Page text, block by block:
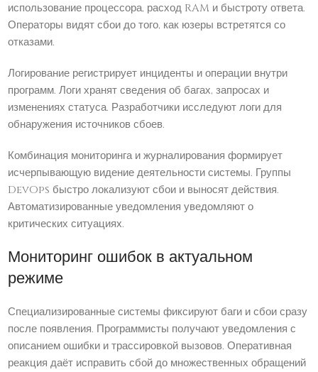
использование процессора, расход RAM и быстроту ответа.
Операторы видят сбои до того, как юзеры встретятся со
отказами.
Логирование регистрирует инциденты и операции внутри
программ. Логи хранят сведения об багах, запросах и
изменениях статуса. Разработчики исследуют логи для
обнаружения источников сбоев.
Комбинация мониторинга и журналирования формирует
исчерпывающую видение деятельности системы. Группы
DevOps быстро локализуют сбои и выносят действия.
Автоматизированные уведомления уведомляют о
критических ситуациях.
Мониторинг ошибок в актуальном
режиме
Специализированные системы фиксируют баги и сбои сразу
после появления. Программисты получают уведомления с
описанием ошибки и трассировкой вызовов. Оперативная
реакция даёт исправить сбой до множественных обращений